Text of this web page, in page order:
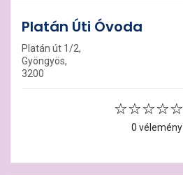
Platán Úti Óvoda
Platán út 1/2,
Gyöngyös,
3200
0 vélemény